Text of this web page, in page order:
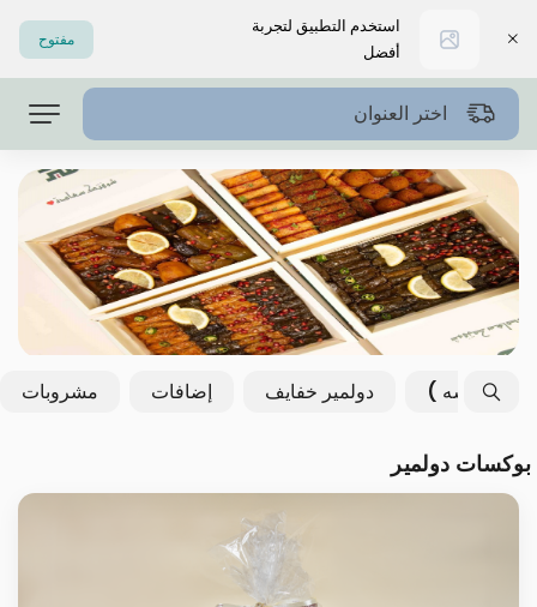
استخدم التطبيق لتجربة
أفضل
مفتوح
اختر العنوان
- سمبوسه ) دولمير خفايف إضافات مشروبات
بوكسات دولمير